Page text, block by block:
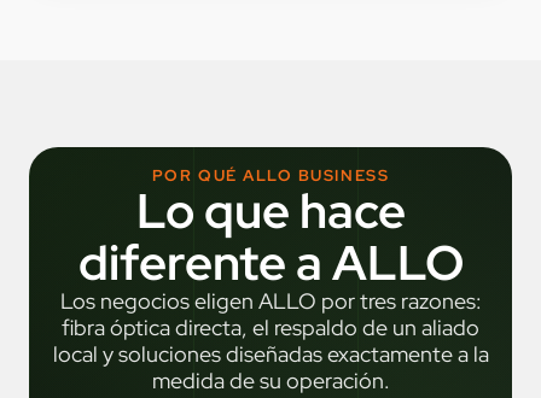
POR QUÉ ALLO BUSINESS
Lo que hace
diferente a ALLO
Los negocios eligen ALLO por tres razones:
fibra óptica directa, el respaldo de un aliado
local y soluciones diseñadas exactamente a la
medida de su operación.